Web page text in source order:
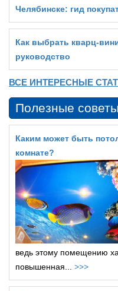
Челябинске: гид
Как выбрать
руководство
ВСЕ ИНТЕРЕСНЫЕ
Полезные советы
Каким может быть
комнате?
ведь этому помещению
повышенная... >>>